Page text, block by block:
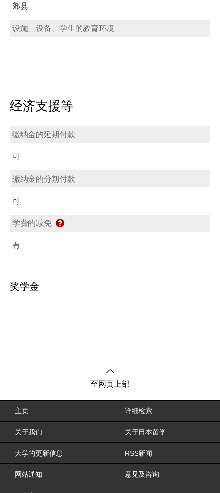
郊县
设施、设备、学生的教育环境
经济支援等
缴纳金的延期付款
可
缴纳金的分期付款
可
学费的减免
有
奖学金
至网页上部
主页 详细检索
关于我们 关于日本留学
大学的更新信息 RSS新闻
网站通知 意见及咨询